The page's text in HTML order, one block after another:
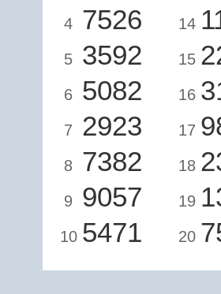
4 7526
5 3592
6 5082
7 2923
8 7382
9 9057
10 5471
14
15
16
17
18
19
20